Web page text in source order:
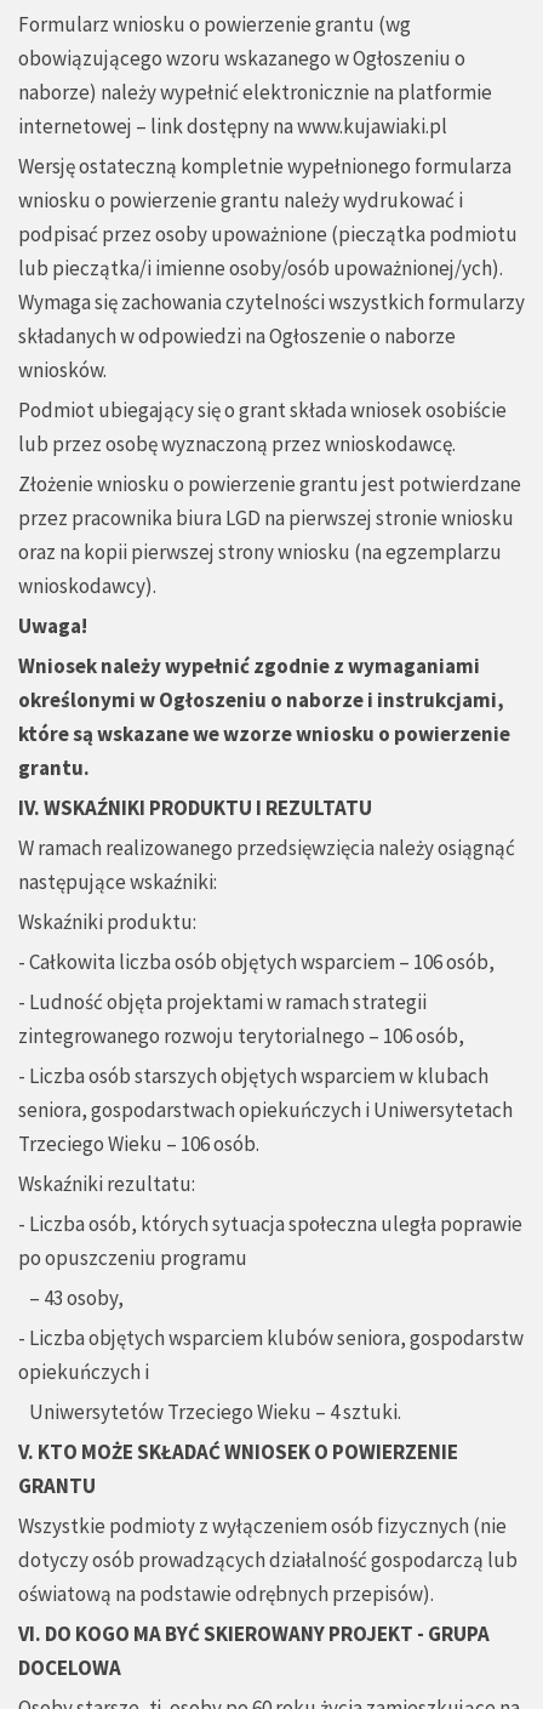
Formularz wniosku o powierzenie grantu (wg
obowiązującego wzoru wskazanego w Ogłoszeniu o
naborze) należy wypełnić elektronicznie na platformie
internetowej – link dostępny nawww.kujawiaki.pl
Wersję ostateczną kompletnie wypełnionego formularza
wniosku o powierzenie grantu należy wydrukować i
podpisać przez osoby upoważnione (pieczątka podmiotu
lub pieczątka/i imienne osoby/osób upoważnionej/ych).
Wymaga się zachowania czytelności wszystkich formularzy
składanych w odpowiedzi na Ogłoszenie o naborze
wniosków.
Podmiot ubiegający się o grant składa wniosek osobiście
lub przez osobę wyznaczoną przez wnioskodawcę.
Złożenie wniosku o powierzenie grantu jest potwierdzane
przez pracownika biura LGD na pierwszej stronie wniosku
oraz na kopii pierwszej strony wniosku (na egzemplarzu
wnioskodawcy).
Uwaga!
Wniosek należy wypełnić zgodnie z wymaganiami
określonymi w Ogłoszeniu o naborze i instrukcjami,
które są wskazane we wzorze wniosku o powierzenie
grantu.
IV. WSKAŹNIKI PRODUKTU I REZULTATU
W ramach realizowanego przedsięwzięcia należy osiągnąć
następujące wskaźniki:
Wskaźniki produktu:
- Całkowita liczba osób objętych wsparciem – 106 osób,
- Ludność objęta projektami w ramach strategii
zintegrowanego rozwoju terytorialnego – 106 osób,
- Liczba osób starszych objętych wsparciem w klubach
seniora, gospodarstwach opiekuńczych i Uniwersytetach
Trzeciego Wieku – 106 osób.
Wskaźniki rezultatu:
- Liczba osób, których sytuacja społeczna uległa poprawie
po opuszczeniu programu
– 43 osoby,
- Liczba objętych wsparciem klubów seniora, gospodarstw
opiekuńczych i
Uniwersytetów Trzeciego Wieku – 4 sztuki.
V. KTO MOŻE SKŁADAĆ WNIOSEK O POWIERZENIE
GRANTU
Wszystkie podmioty z wyłączeniem osób fizycznych (nie
dotyczy osób prowadzących działalność gospodarczą lub
oświatową na podstawie odrębnych przepisów).
VI. DO KOGO MA BYĆ SKIEROWANY PROJEKT - GRUPA
DOCELOWA